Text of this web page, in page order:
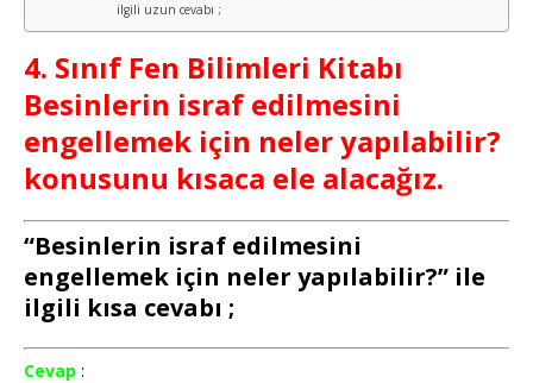
ilgili uzun cevabı ;
4. Sınıf Fen Bilimleri Kitabı
Besinlerin israf edilmesini
engellemek için neler yapılabilir?
konusunu kısaca ele alacağız.
“Besinlerin israf edilmesini
engellemek için neler yapılabilir?” ile
ilgili kısa cevabı ;
Cevap :